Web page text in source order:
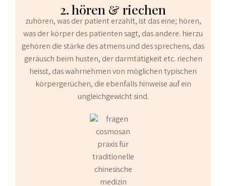
2. hören & riechen
zuhören, was der patient erzählt, ist das eine; hören,
was der körper des patienten sagt, das andere. hierzu
gehören die stärke des atmens und des sprechens, das
geräusch beim husten, der darmtätigkeit etc. riechen
heisst, das wahrnehmen von möglichen typischen
körpergerüchen, die ebenfalls hinweise auf ein
ungleichgewicht sind.